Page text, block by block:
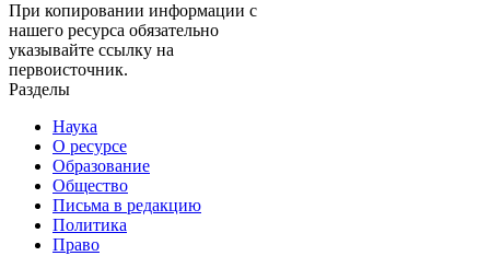
При копировании информации с
нашего ресурса обязательно
указывайте ссылку на
первоисточник.
Разделы
Наука
О ресурсе
Образование
Общество
Письма в редакцию
Политика
Право